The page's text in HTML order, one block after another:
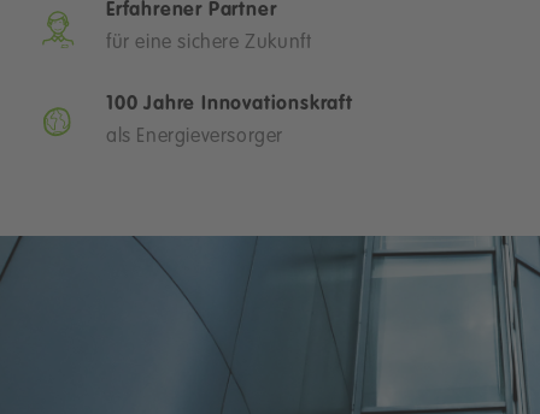
Erfahrener Partner
für eine sichere Zukunft
100 Jahre Innovationskraft
als Energieversorger